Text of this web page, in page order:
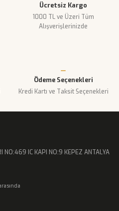
Ücretsiz Kargo
1000 TL ve Üzeri Tüm
Alışverişlerinizde
Ödeme Seçenekleri
Kredi Kartı ve Taksit Seçenekleri
NO:469 IC KAPI NO:9 KEPEZ ANTALYA